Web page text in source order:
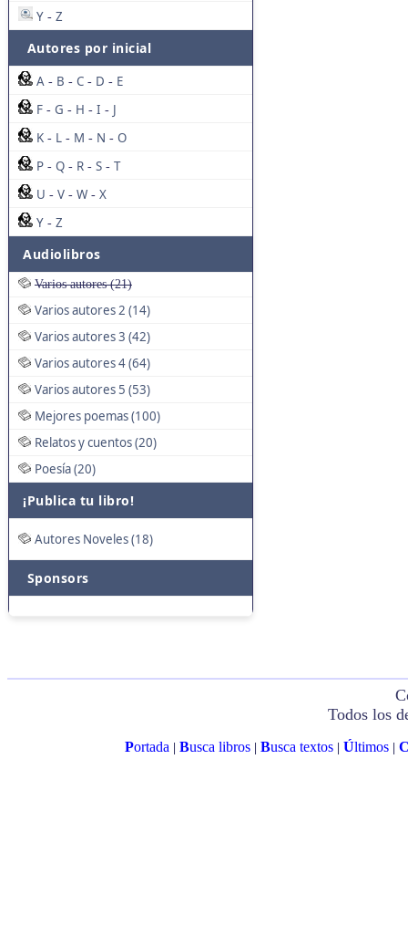
Y - Z
Autores por inicial
A - B - C - D - E
F - G - H - I - J
K - L - M - N - O
P - Q - R - S - T
U - V - W - X
Y - Z
Audiolibros
Varios autores (21)
Varios autores 2 (14)
Varios autores 3 (42)
Varios autores 4 (64)
Varios autores 5 (53)
Mejores poemas (100)
Relatos y cuentos (20)
Poesía (20)
¡Publica tu libro!
Autores Noveles (18)
Sponsors
Todos los
Portada| Busca libros| Busca textos| Últimos|